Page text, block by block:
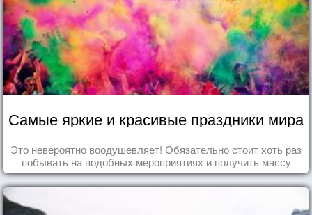
Самые яркие и красивые праздники мира
Это невероятно воодушевляет! Обязательно стоит хоть раз
побывать на подобных мероприятиях и получить массу
впечатлений!